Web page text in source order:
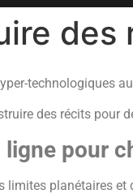
des
technologiques
des récits pour
pour
limites planétaires et